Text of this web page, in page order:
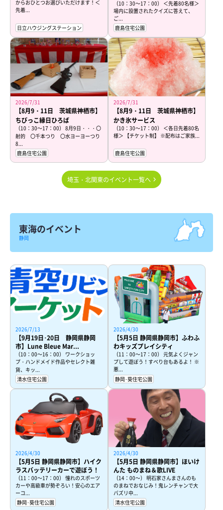
からおひとつお選びいただけます！＜
先着...
日立ハウジングステーション
（10：30～17：00） ＜先着80名様＞
場内に設置されたクイズに答えて、
ご...
鹿島住宅公園
2026/7/31
【8月9・11日 茨城県神栖市】
ちびっこ縁日ひろば
（10：30～17：00） 8月9日・・・〇
射的 〇千本つり 〇水ヨーヨーつり
8...
鹿島住宅公園
2026/7/31
【8月9・11日 茨城県神栖市】
かき氷サービス
（10：30～17：00） ＜各日先着80名
様＞ 【チケット制】 ※配布はご家族...
鹿島住宅公園
埼玉・北関東のイベント一覧へ
東海のイベント
静岡
2026/7/13
【9月19日･20日 静岡県静岡
市】Lune Bleue Mar...
（10：00～16：00） ワークショッ
プ・ハンドメイド作品やセレクト雑
貨、キッ...
清水住宅公園
2026/4/30
【5月5日 静岡県静岡市】ふわふ
わキッズプレイシティ
（11：00～17：00） 元気よくジャン
プして遊ぼう！すべり台もあるよ！ ※
悪...
静岡･葵住宅公園
2026/4/30
【5月5日 静岡県静岡市】ハイク
ラスバッテリーカーで遊ぼう！
（11：00～17：00） 憧れのスポーツ
カーや高級車が勢ぞろい！安心のエア
ーコ...
静岡･葵住宅公園
2026/4/30
【5月5日 静岡県静岡市】ほいけ
んた ものまね＆歌LIVE
（14：00～） 明石家さんまさんのも
のまねでおなじみ！鬼レンチャンで大
バズリ中...
清水住宅公園